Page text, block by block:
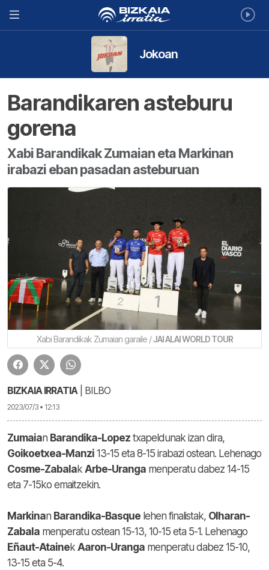
Jokoan
Barandikaren asteburu
gorena
Xabi Barandikak Zumaian eta Markinan
irabazi eban pasadan asteburuan
Xabi Barandikak Zumaian garaile /JAI ALAI WORLD TOUR
BIZKAIA IRRATIA| BILBO
2023/07/3 • 12:13
Zumaian Barandika-Lopez txapeldunak izan dira,
Goikoetxea-Manzi 13-15 eta 8-15 irabazi ostean. Lehenago
Cosme-Zabalak Arbe-Uranga menperatu dabez 14-15
eta 7-15ko emaitzekin.
Markinan Barandika-Basque lehen finalistak, Olharan-
Zabala menperatu ostean 15-13, 10-15 eta 5-1. Lehenago
Eñaut-Atainek Aaron-Uranga menperatu dabez 15-10,
13-15 eta 5-4.